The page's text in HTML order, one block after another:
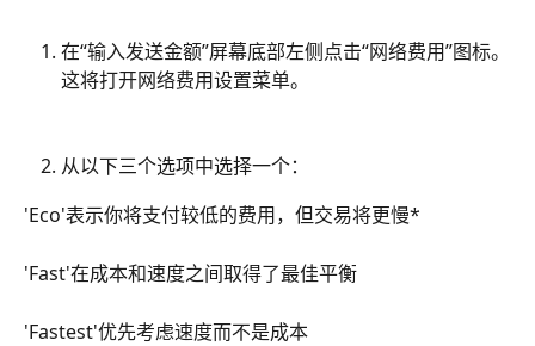
在“输入发送金额”屏幕底部左侧点击“网络费用”图标。
这将打开网络费用设置菜单。
从以下三个选项中选择一个：
'Eco'表示你将支付较低的费用，但交易将更慢*
'Fast'在成本和速度之间取得了最佳平衡
'Fastest'优先考虑速度而不是成本